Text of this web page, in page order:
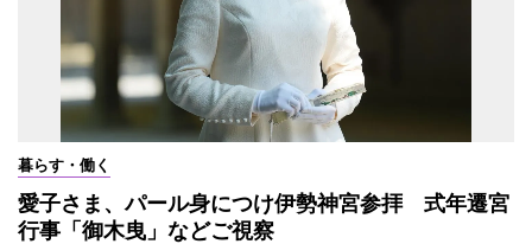
暮らす・働く
愛子さま、パール身につけ伊勢神宮参拝 式年遷宮
行事「御木曳」などご視察